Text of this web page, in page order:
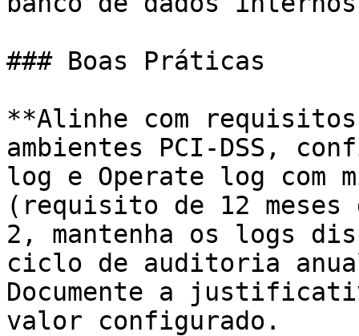
### Boas Práticas
**Alinhe com
ambientes PCI-DSS,
log e Operate log com
(requisito de 12 meses
2, mantenha os logs
ciclo de auditoria
Documente a
valor configurado.